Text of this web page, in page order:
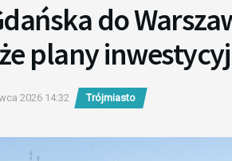
do
plany
2026 14:32 Trójmiasto